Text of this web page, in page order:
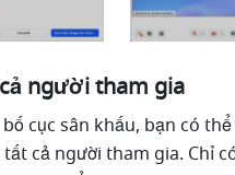
người tham gia
cục sân khấu, bạn có
cả người tham gia. Chỉ